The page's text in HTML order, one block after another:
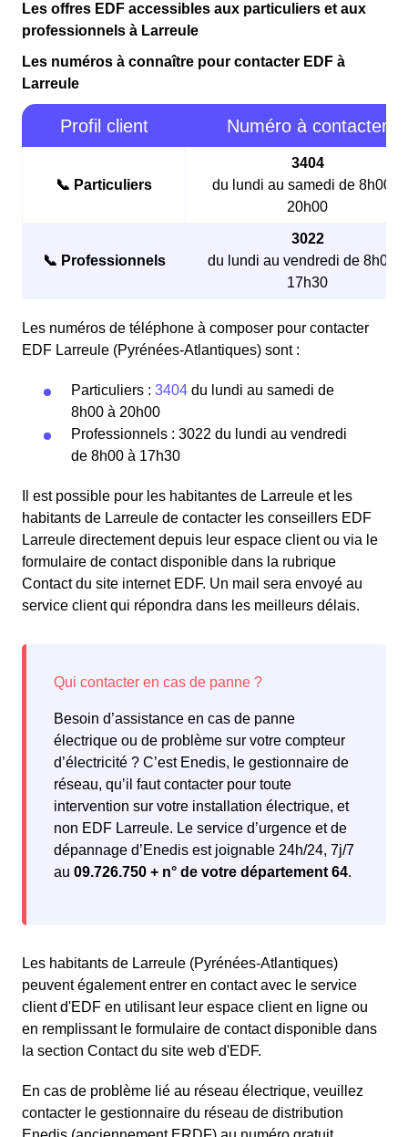
Les offres EDF accessibles aux particuliers et aux
professionnels à Larreule
Les numéros à connaître pour contacter EDF à
Larreule
Profil client Numéro à contacter
📞 Particuliers
3404
du lundi au samedi de 8h00 à
20h00
📞 Professionnels
3022
du lundi au vendredi de 8h00 à
17h30
Les numéros de téléphone à composer pour contacter
EDF Larreule (Pyrénées-Atlantiques) sont :
Particuliers : 3404 du lundi au samedi de
8h00 à 20h00
Professionnels : 3022 du lundi au vendredi
de 8h00 à 17h30
Il est possible pour les habitantes de Larreule et les
habitants de Larreule de contacter les conseillers EDF
Larreule directement depuis leur espace client ou via le
formulaire de contact disponible dans la rubrique
Contact du site internet EDF. Un mail sera envoyé au
service client qui répondra dans les meilleurs délais.
Besoin d’assistance en cas de panne
électrique ou de problème sur votre compteur
d’électricité ? C’est Enedis, le gestionnaire de
réseau, qu’il faut contacter pour toute
intervention sur votre installation électrique, et
non EDF Larreule. Le service d’urgence et de
dépannage d’Enedis est joignable 24h/24, 7j/7
au 09.726.750 + n° de votre département 64.
Les habitants de Larreule (Pyrénées-Atlantiques)
peuvent également entrer en contact avec le service
client d'EDF en utilisant leur espace client en ligne ou
en remplissant le formulaire de contact disponible dans
la section Contact du site web d'EDF.
En cas de problème lié au réseau électrique, veuillez
contacter le gestionnaire du réseau de distribution